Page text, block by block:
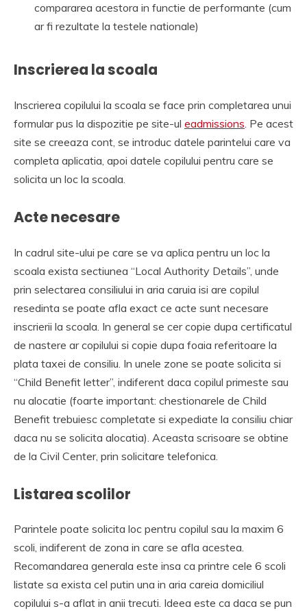
compararea acestora in functie de performante (cum
ar fi rezultate la testele nationale)
Inscrierea la scoala
Inscrierea copilului la scoala se face prin completarea unui
formular pus la dispozitie pe site-ul eadmissions . Pe acest
site se creeaza cont, se introduc datele parintelui care va
completa aplicatia, apoi datele copilului pentru care se
solicita un loc la scoala.
Acte necesare
In cadrul site-ului pe care se va aplica pentru un loc la
scoala exista sectiunea “Local Authority Details”, unde
prin selectarea consiliului in aria caruia isi are copilul
resedinta se poate afla exact ce acte sunt necesare
inscrierii la scoala. In general se cer copie dupa certificatul
de nastere ar copilului si copie dupa foaia referitoare la
plata taxei de consiliu. In unele zone se poate solicita si
“Child Benefit letter”, indiferent daca copilul primeste sau
nu alocatie (foarte important: chestionarele de Child
Benefit trebuiesc completate si expediate la consiliu chiar
daca nu se solicita alocatia). Aceasta scrisoare se obtine
de la Civil Center, prin solicitare telefonica.
Listarea scolilor
Parintele poate solicita loc pentru copilul sau la maxim 6
scoli, indiferent de zona in care se afla acestea.
Recomandarea generala este insa ca printre cele 6 scoli
listate sa exista cel putin una in aria careia domiciliul
copilului s-a aflat in anii trecuti. Ideea este ca daca se pun